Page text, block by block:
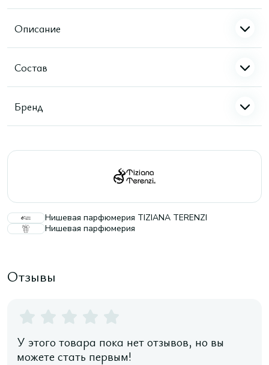
Описание
Состав
Бренд
Нишевая парфюмерия TIZIANA TERENZI
Нишевая парфюмерия
Отзывы
У этого товара пока нет отзывов, но вы
можете стать первым!